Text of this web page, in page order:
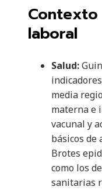
laboral
Salud:
media
materna e
vacunal y
básicos de
Brotes
como los
sanitarias